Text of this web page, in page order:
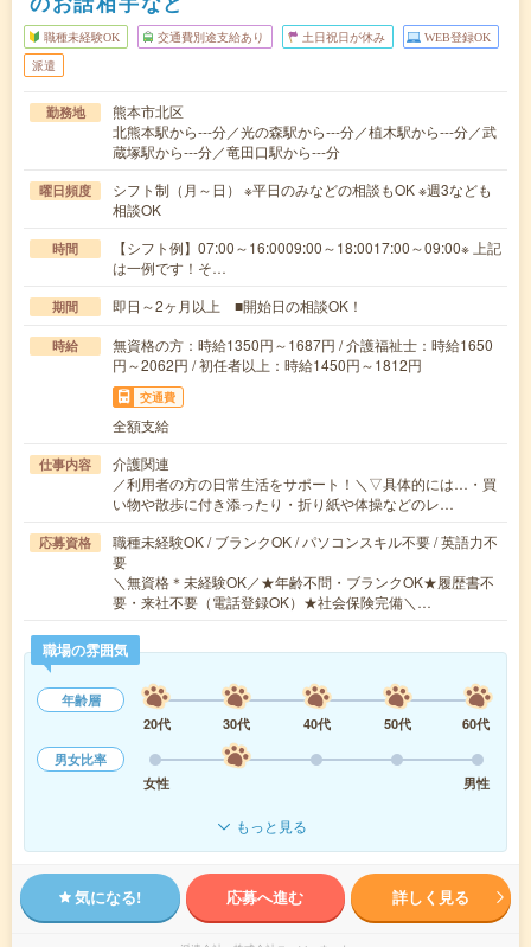
職種未経験OK 交通費別途支給あり 土日祝日が休み WEB登録OK
派遣
勤務地
熊本市北区
北熊本駅から---分／光の森駅から---分／植木駅から---分／武
蔵塚駅から---分／竜田口駅から---分
曜日頻度
シフト制（月～日） ※平日のみなどの相談もOK ※週3なども
相談OK
時間
【シフト例】07:00～16:0009:00～18:0017:00～09:00※ 上記
は一例です！そ…
期間 即日～2ヶ月以上 ■開始日の相談OK！
時給
無資格の方：時給1350円～1687円 / 介護福祉士：時給1650
円～2062円 / 初任者以上：時給1450円～1812円
交通費
全額支給
仕事内容
介護関連
／利用者の方の日常生活をサポート！＼▽具体的には…・買
い物や散歩に付き添ったり・折り紙や体操などのレ…
応募資格
職種未経験OK / ブランクOK / パソコンスキル不要 / 英語力不
要
＼無資格＊未経験OK／★年齢不問・ブランクOK★履歴書不
要・来社不要（電話登録OK）★社会保険完備＼…
職場の雰囲気
年齢層
20代
30代 40代 50代
60代
男女比率
女性
男性
もっと見る
気になる! 応募へ進む 詳しく見る